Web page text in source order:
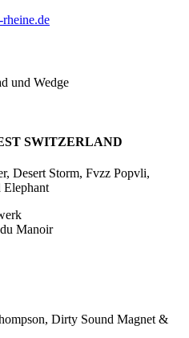
und Wedge
SWITZERLAND
Desert Storm, Fvzz Popvli,
Elephant
Manoir
Dirty Sound Magnet &